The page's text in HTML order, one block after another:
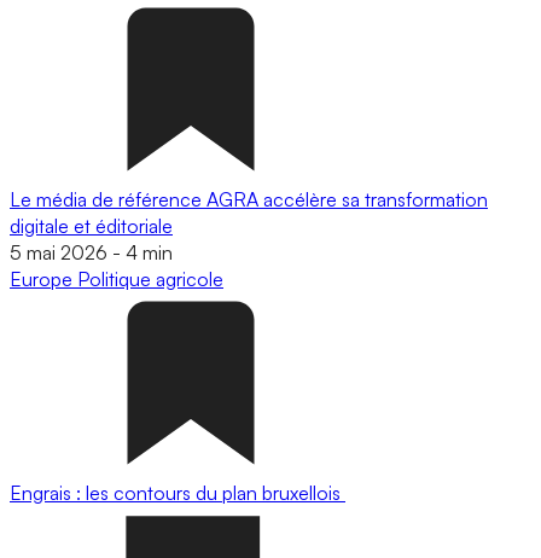
Le média de référence AGRA accélère sa transformation
digitale et éditoriale
5 mai 2026 - 4 min
Europe Politique agricole
Engrais : les contours du plan bruxellois